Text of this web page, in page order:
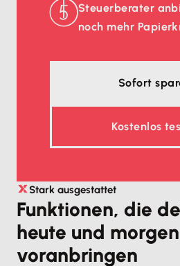
Steuerberater
noch mehr
Sofort
Kostenlos
Stark ausgestattet
Funktionen, die
heute und morgen
voranbringen